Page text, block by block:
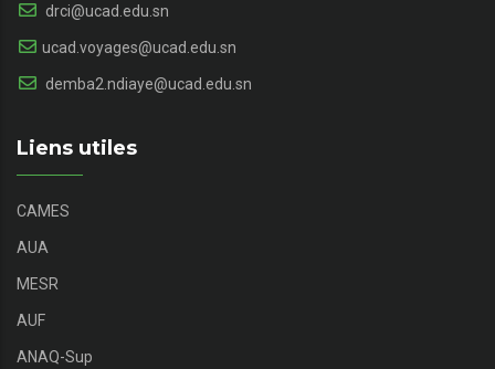
drci@ucad.edu.sn
ucad.voyages@ucad.edu.sn
demba2.ndiaye@ucad.edu.sn
Liens utiles
CAMES
AUA
MESR
AUF
ANAQ-Sup